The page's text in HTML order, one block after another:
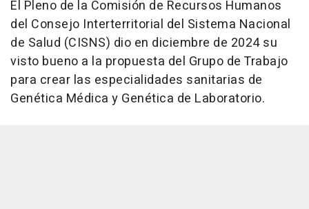
El Pleno de la Comisión de Recursos Humanos
del Consejo Interterritorial del Sistema Nacional
de Salud (CISNS) dio en diciembre de 2024 su
visto bueno a la propuesta del Grupo de Trabajo
para crear las especialidades sanitarias de
Genética Médica y Genética de Laboratorio.